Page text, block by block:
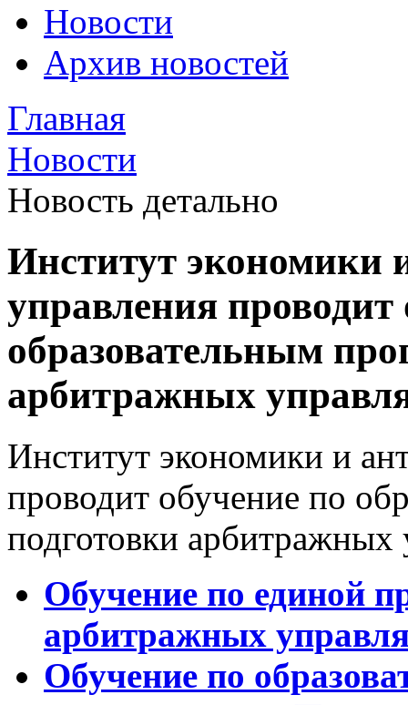
Новости
Архив новостей
Главная
Новости
Новость детально
Институт экономики
управления проводит
образовательным
арбитражных
Институт экономики и
проводит обучение по
подготовки
Обучение по единой
арбитражных
Обучение по